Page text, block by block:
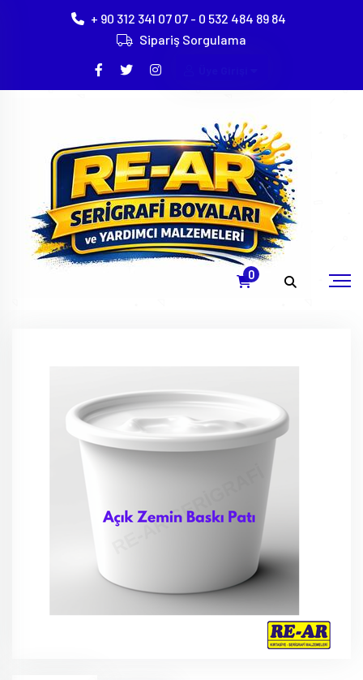
+ 90 312 341 07 07 - 0 532 484 89 84
Sipariş Sorgulama
0
Açık Zemin Patı - Su Bazlı Pat 1 Kg
Anasayfa
Ürünler
Tekstil Baskı Patları Ve Su Bazlı Pikmentler